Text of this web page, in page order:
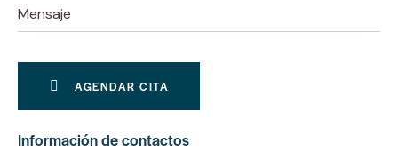
Información de contactos